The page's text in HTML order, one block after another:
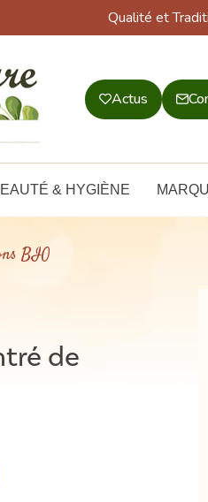
Qualité et
Actus
& HYGIÈNE
BIO
de